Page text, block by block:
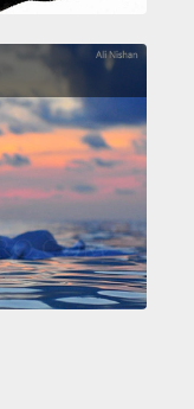
the floor.
all
off,
。人們在地
...